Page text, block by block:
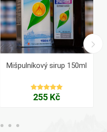
Mišpulníkový sirup 150ml
255 Kč